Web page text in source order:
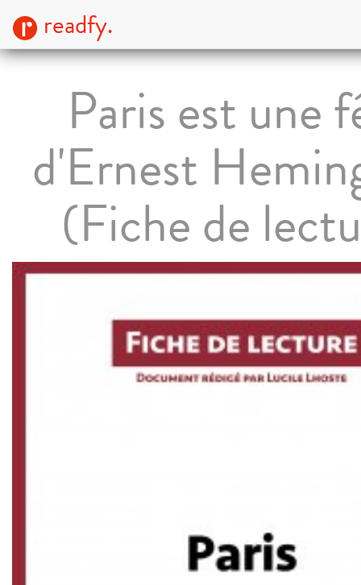
readfy.
Paris est une
d'Ernest
(Fiche de